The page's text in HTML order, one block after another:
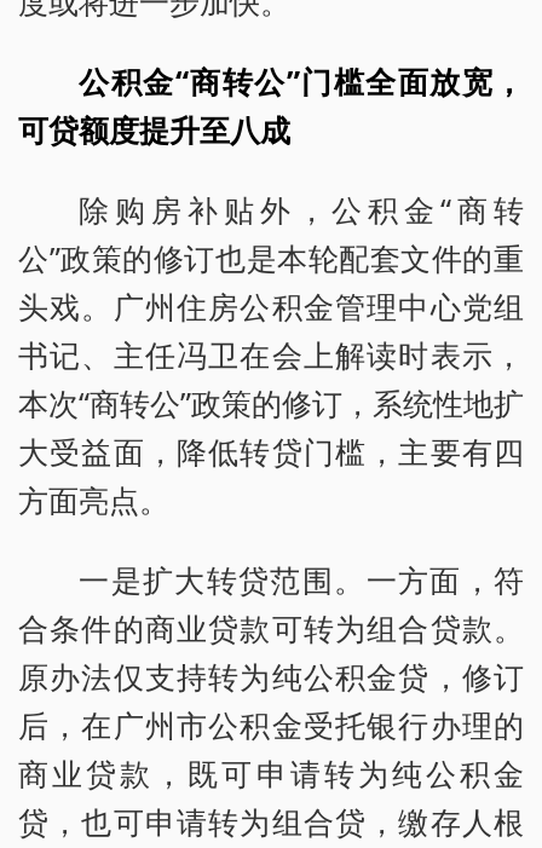
公积金“商转公”门槛全面放宽，
可贷额度提升至八成
除购房补贴外，公积金“商转
公”政策的修订也是本轮配套文件的重
头戏。广州住房公积金管理中心党组
书记、主任冯卫在会上解读时表示，
本次“商转公”政策的修订，系统性地扩
大受益面，降低转贷门槛，主要有四
方面亮点。
一是扩大转贷范围。一方面，符
合条件的商业贷款可转为组合贷款。
原办法仅支持转为纯公积金贷，修订
后，在广州市公积金受托银行办理的
商业贷款，既可申请转为纯公积金
贷，也可申请转为组合贷，缴存人根